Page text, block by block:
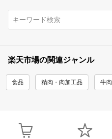
楽天市場の関連ジャンル
食品 精肉・肉加工品 牛肉